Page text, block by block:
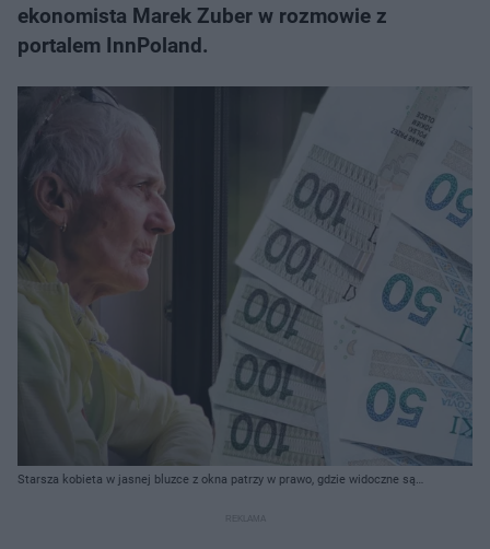
ekonomista Marek Zuber w rozmowie z
portalem InnPoland.
Starsza kobieta w jasnej bluzce z okna patrzy w prawo, gdzie widoczne są
seniorów. Więcej o zmianach limitów przeczytasz na portalu Super Biznes.